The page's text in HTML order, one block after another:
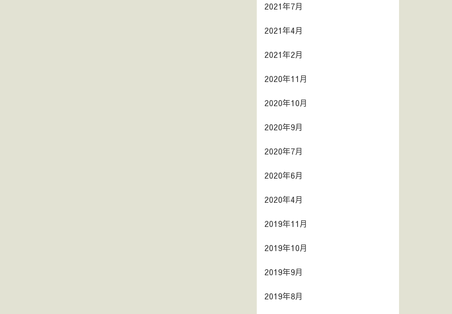
2021年7月
2021年4月
2021年2月
2020年11月
2020年10月
2020年9月
2020年7月
2020年6月
2020年4月
2019年11月
2019年10月
2019年9月
2019年8月